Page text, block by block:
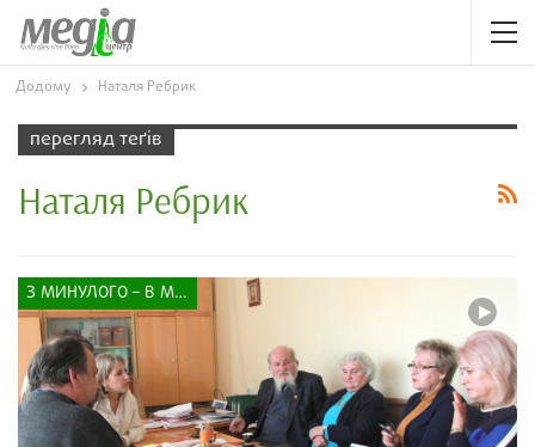
Додому Наталя Ребрик
перегляд теґів
Наталя Ребрик
З МИНУЛОГО – В МАЙБУТНЄ